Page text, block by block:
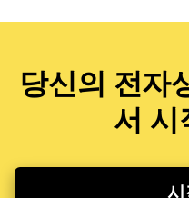
당신의 전자
서 시
시